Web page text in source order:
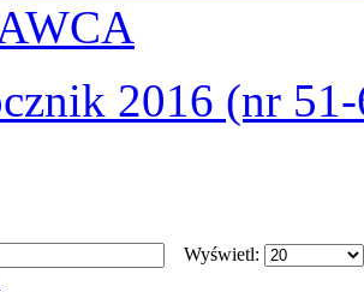
2016 (nr
Wyświetl: